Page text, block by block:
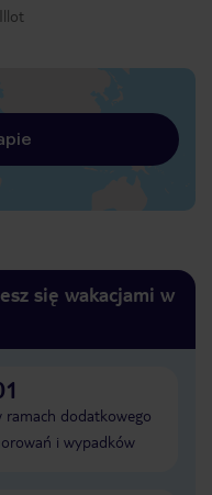
się wakacjami w
ramach dodatkowego
i wypadków